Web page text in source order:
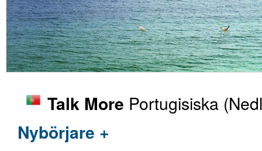
Talk More Portugisiska
Nybörjare +